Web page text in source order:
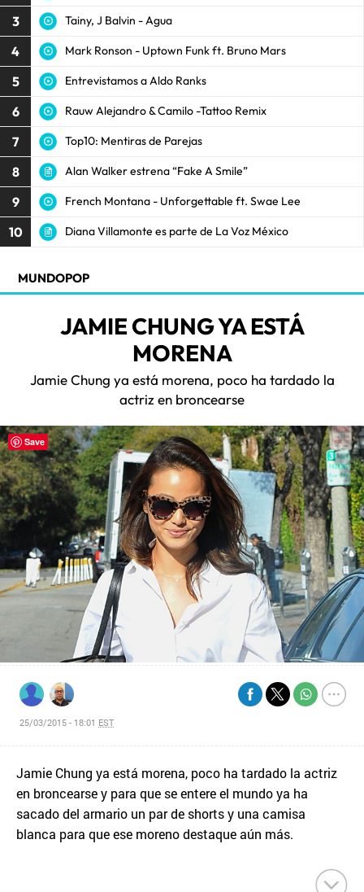
3 Tainy, J Balvin - Agua
4 Mark Ronson - Uptown Funk ft. Bruno Mars
5 Entrevistamos a Aldo Ranks
6 Rauw Alejandro & Camilo -Tattoo Remix
7 Top10: Mentiras de Parejas
8 Alan Walker estrena “Fake A Smile”
9 French Montana - Unforgettable ft. Swae Lee
10 Diana Villamonte es parte de La Voz México
MUNDOPOP
JAMIE CHUNG YA ESTÁ
MORENA
Jamie Chung ya está morena, poco ha tardado la
actriz en broncearse
25/03/2015 - 18:01 EST
Jamie Chung ya está morena, poco ha tardado la actriz
en broncearse y para que se entere el mundo ya ha
sacado del armario un par de shorts y una camisa
blanca para que ese moreno destaque aún más.
Save